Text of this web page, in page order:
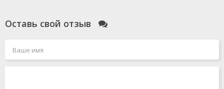
Оставь свой отзыв